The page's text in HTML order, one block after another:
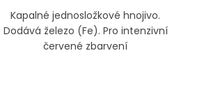
Kapalné jednosložkové hnojivo.
Dodává železo (Fe). Pro intenzivní
červené zbarvení